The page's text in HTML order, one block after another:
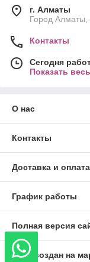
г. Алматы
Город Алматы,
Контакты
Сегодня
Показать
О нас
Контакты
Доставка и оплата
График работы
Полная версия
Сайт создан на